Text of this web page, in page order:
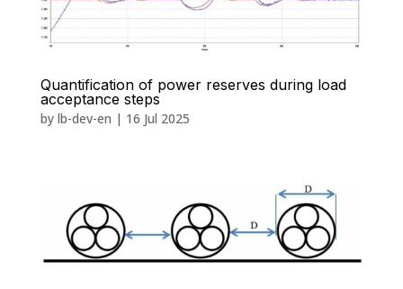
Quantification of power reserves during load
acceptance steps
by lb-dev-en | 16 Jul 2025